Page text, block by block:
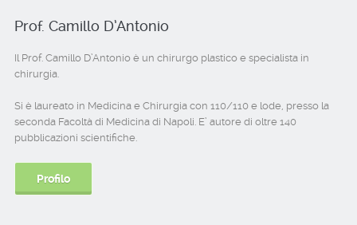
Prof. Camillo D’Antonio
Il Prof. Camillo D’Antonio è un chirurgo plastico e specialista in
chirurgia.
Si è laureato in Medicina e Chirurgia con 110/110 e lode, presso la
seconda Facoltà di Medicina di Napoli. E’ autore di oltre 140
pubblicazioni scientifiche.
Profilo